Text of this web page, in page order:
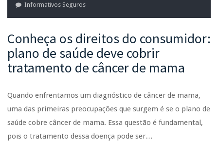
Informativos Seguros
Conheça os direitos do consumidor:
plano de saúde deve cobrir
tratamento de câncer de mama
Quando enfrentamos um diagnóstico de câncer de mama,
uma das primeiras preocupações que surgem é se o plano de
saúde cobre câncer de mama. Essa questão é fundamental,
pois o tratamento dessa doença pode ser…